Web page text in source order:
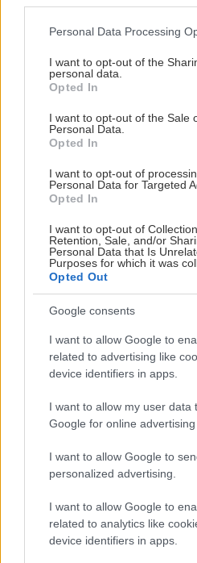
Please note that this website/app
not limited to your visit or usage
grant or deny consent to Google
use your data for below specified
consent section.
Personal Data Processing
I want to opt-out of the
personal data.
Opted In
I want to opt-out of the Sale
Personal Data.
Opted In
I want to opt-out of
Personal Data for Targeted
Opted In
I want to opt-out of
Retention, Sale, and/or
Personal Data that Is
Purposes for which it was
Opted Out
Google consents
I want to allow Google to
related to advertising like
device identifiers in apps.
I want to allow my user data
Google for online advertising
I want to allow Google to
personalized advertising.
I want to allow Google to
related to analytics like
device identifiers in apps.
Trvalky, ktoré znesú
sucho a teplo? Tieto
vysaďte na miesta, na
Môže aspirín zachrániť
ochabnuté izbové
možno prekvapí
CHALUPA